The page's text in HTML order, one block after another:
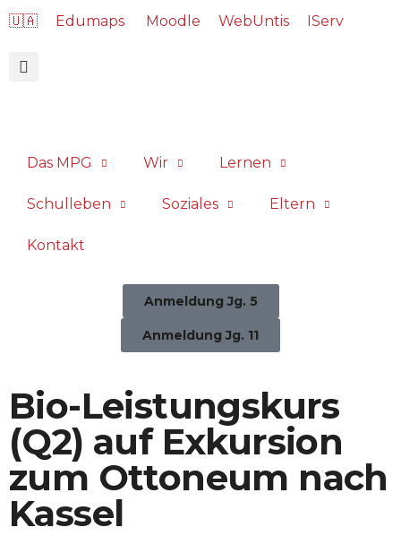
🇺🇦 Edumaps Moodle WebUntis IServ
Das MPG Wir Lernen
Schulleben Soziales Eltern
Kontakt
Anmeldung Jg. 5
Anmeldung Jg. 11
Bio-Leistungskurs
(Q2) auf Exkursion
zum Ottoneum nach
Kassel